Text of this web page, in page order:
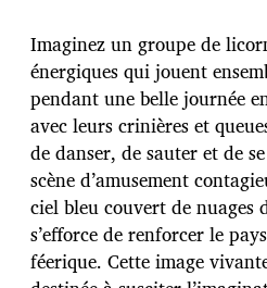
e
p
u
b
l
i
c
a
t
i
o
Imaginez un groupe de
énergiques qui jouent
pendant une belle journée
avec leurs crinières et
de danser, de sauter et de
scène d’amusement
ciel bleu couvert de nuages
s’efforce de renforcer le
féerique. Cette image